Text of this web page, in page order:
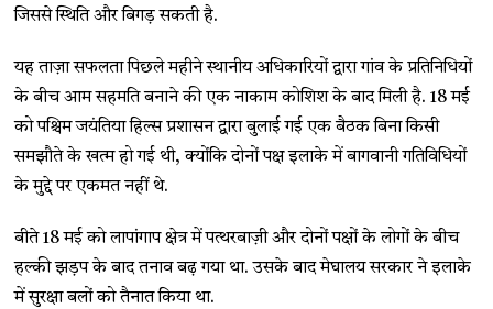
जिससे स्थिति और बिगड़ सकती है.
यह ताज़ा सफलता पिछले महीने स्थानीय अधिकारियों द्वारा गांव के प्रतिनिधियों
के बीच आम सहमति बनाने की एक नाकाम कोशिश के बाद मिली है. 18 मई
को पश्चिम जयंतिया हिल्स प्रशासन द्वारा बुलाई गई एक बैठक बिना किसी
समझौते के खत्म हो गई थी, क्योंकि दोनों पक्ष इलाके में बागवानी गतिविधियों
के मुद्दे पर एकमत नहीं थे.
बीते 18 मई को लापांगाप क्षेत्र में पत्थरबाज़ी और दोनों पक्षों के लोगों के बीच
हल्की झड़प के बाद तनाव बढ़ गया था. उसके बाद मेघालय सरकार ने इलाके
में सुरक्षा बलों को तैनात किया था.